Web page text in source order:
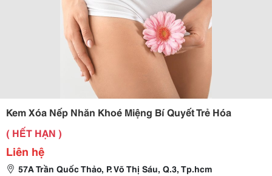
Kem Xóa Nếp Nhăn Khoé Miệng Bí Quyết Trẻ Hóa
( HẾT HẠN )
Liên hệ
57A Trần Quốc Thảo, P. Võ Thị Sáu, Q.3, Tp.hcm